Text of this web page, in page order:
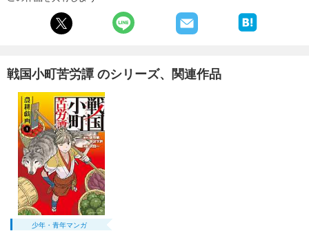
戦国小町苦労譚 のシリーズ、関連作品
少年・青年マンガ